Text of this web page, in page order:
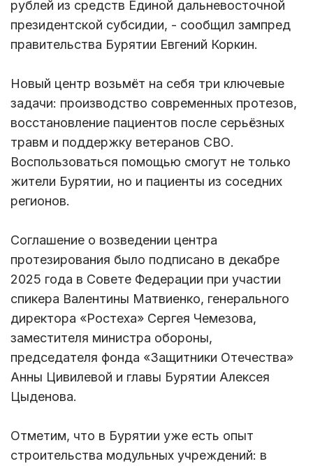
рублей из средств Единой дальневосточной
президентской субсидии, - сообщил зампред
правительства Бурятии Евгений Коркин.
Новый центр возьмёт на себя три ключевые
задачи: производство современных протезов,
восстановление пациентов после серьёзных
травм и поддержку ветеранов СВО.
Воспользоваться помощью смогут не только
жители Бурятии, но и пациенты из соседних
регионов.
Соглашение о возведении центра
протезирования было подписано в декабре
2025 года в Совете Федерации при участии
спикера Валентины Матвиенко, генерального
директора «Ростеха» Сергея Чемезова,
заместителя министра обороны,
председателя фонда «Защитники Отечества»
Анны Цивилевой и главы Бурятии Алексея
Цыденова.
Отметим, что в Бурятии уже есть опыт
строительства модульных учреждений: в